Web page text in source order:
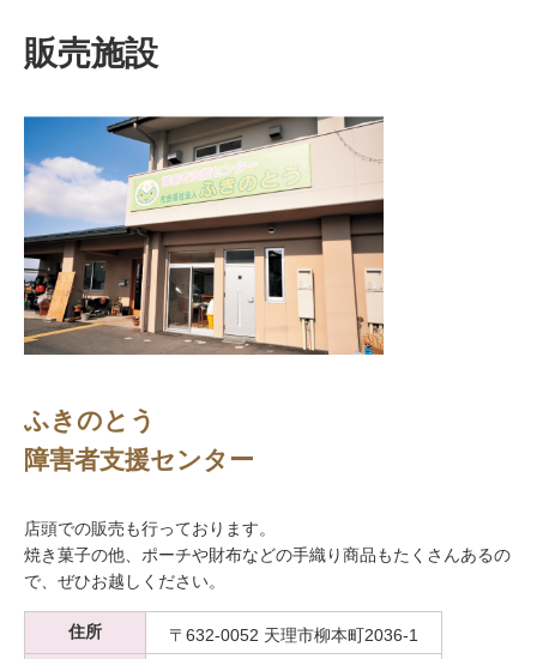
販売施設
ふきのとう
障害者支援センター
店頭での販売も行っております。
焼き菓子の他、ポーチや財布などの手織り商品もたくさんあるの
で、ぜひお越しください。
住所
〒632-0052 天理市柳本町2036-1